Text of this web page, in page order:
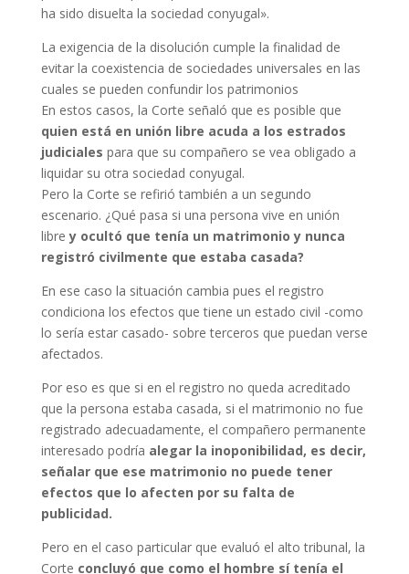
ha sido disuelta la sociedad conyugal».
La exigencia de la disolución cumple la finalidad de
evitar la coexistencia de sociedades universales en las
cuales se pueden confundir los patrimonios
En estos casos, la Corte señaló que es posible que
quien está en unión libre acuda a los estrados
judiciales para que su compañero se vea obligado a
liquidar su otra sociedad conyugal.
Pero la Corte se refirió también a un segundo
escenario. ¿Qué pasa si una persona vive en unión
librey ocultó que tenía un matrimonio y nunca
registró civilmente que estaba casada?
En ese caso la situación cambia pues el registro
condiciona los efectos que tiene un estado civil -como
lo sería estar casado- sobre terceros que puedan verse
afectados.
Por eso es que si en el registro no queda acreditado
que la persona estaba casada, si el matrimonio no fue
registrado adecuadamente, el compañero permanente
interesado podría alegar la inoponibilidad, es decir,
señalar que ese matrimonio no puede tener
efectos que lo afecten por su falta de
publicidad.
Pero en el caso particular que evaluó el alto tribunal, la
Corte concluyó que como el hombre sí tenía el